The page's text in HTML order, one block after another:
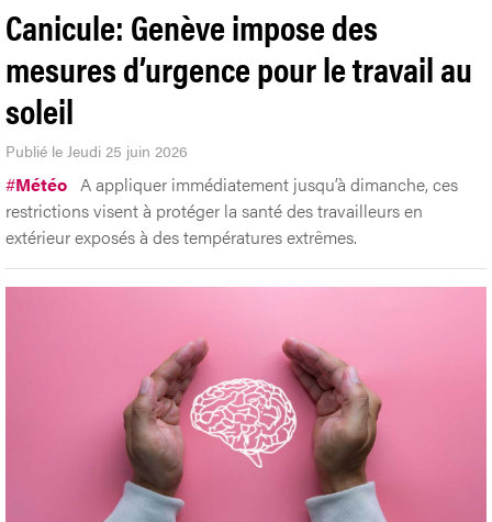
Canicule: Genève impose des
mesures d’urgence pour le travail au
soleil
Publié le Jeudi 25 juin 2026
#Météo A appliquer immédiatement jusqu’à dimanche, ces
restrictions visent à protéger la santé des travailleurs en
extérieur exposés à des températures extrêmes.